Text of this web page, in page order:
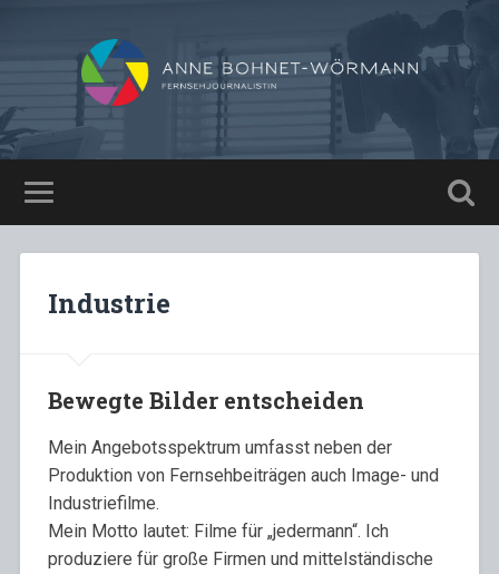
Industrie
Bewegte Bilder entscheiden
Mein Angebotsspektrum umfasst neben der
Produktion von Fernsehbeiträgen auch Image- und
Industriefilme.
Mein Motto lautet: Filme für „jedermann“. Ich
produziere für große Firmen und mittelständische